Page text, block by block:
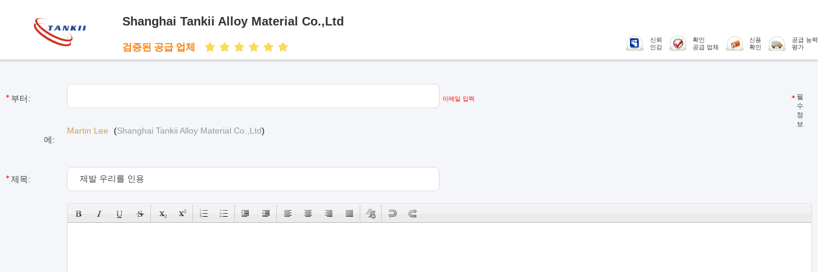
Shanghai Tankii Alloy Material Co.,Ltd
검증된 공급 업체
신뢰
인감
확인
공급 업체
신용
확인
공급 능력
평가
부터: 이메일 입력
필
수
정
보
에:
Martin Lee (Shanghai Tankii Alloy Material Co.,Ltd)
제목: